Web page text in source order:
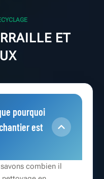
ET
pourquoi
est
combien il